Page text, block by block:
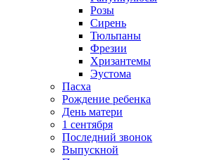
Розы
Сирень
Тюльпаны
Фрезии
Хризантемы
Эустома
Пасха
Рождение ребенка
День матери
1 сентября
Последний звонок
Выпускной